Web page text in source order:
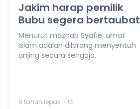
Jakim harap pemilik
Bubu segera bertaubat
Menurut mazhab Syafie, umat
Islam adalah dilarang menyentuh
anjing secara sengaja.
9 tahun lepas ⋅